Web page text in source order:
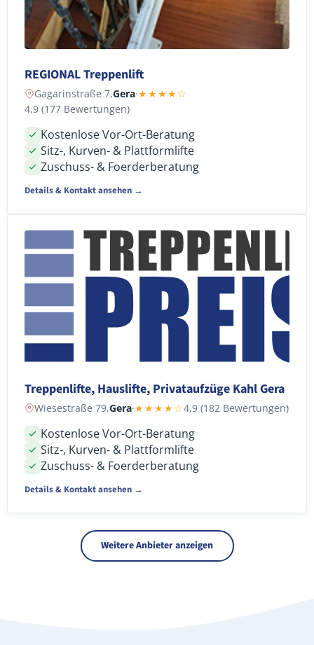
REGIONAL Treppenlift
Gagarinstraße 7,Gera·★★★★☆
4,9 (177 Bewertungen)
Kostenlose Vor-Ort-Beratung
Sitz-, Kurven- & Plattformlifte
Zuschuss- & Foerderberatung
Details & Kontakt ansehen →
Treppenlifte, Hauslifte, Privataufzüge Kahl Gera
Wiesestraße 79,Gera·★★★★☆4,9 (182 Bewertungen)
Kostenlose Vor-Ort-Beratung
Sitz-, Kurven- & Plattformlifte
Zuschuss- & Foerderberatung
Details & Kontakt ansehen →
Weitere Anbieter anzeigen